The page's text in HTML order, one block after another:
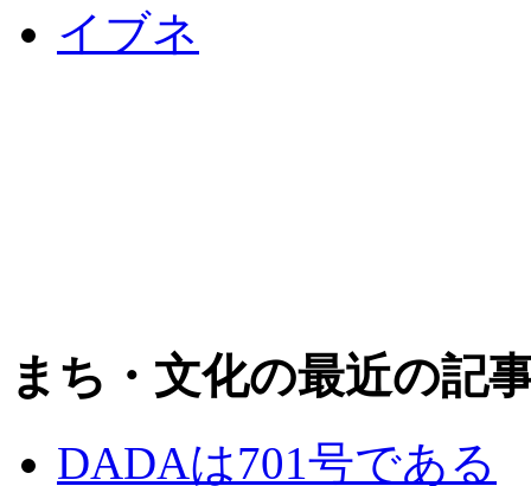
イブネ
まち・文化の最近の記
DADAは701号である